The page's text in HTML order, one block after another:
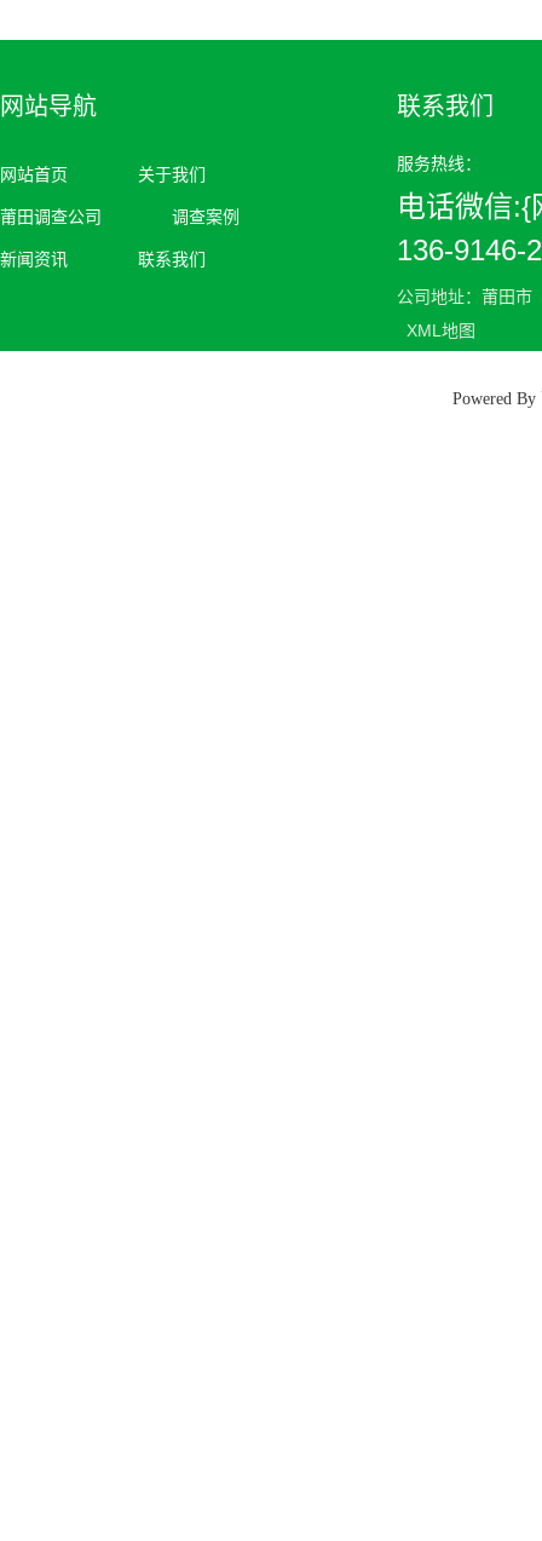
网站导航
网站首页 关于我们
莆田调查公司 调查案例
新闻资讯 联系我们
联系我们
服务热线：
电话微信:{
136-9146-
公司地址：莆田市
XML地图
Powered